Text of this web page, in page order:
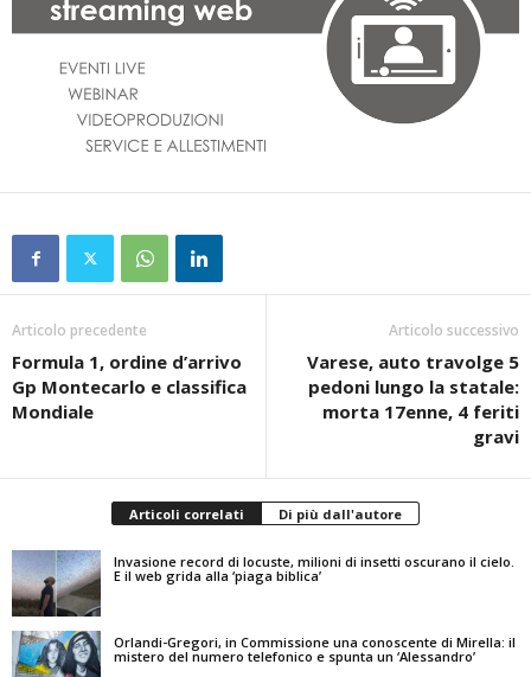
Articolo precedente
Formula 1, ordine d’arrivo
Gp Montecarlo e classifica
Mondiale
Articolo successivo
Varese, auto travolge 5
pedoni lungo la statale:
morta 17enne, 4 feriti
gravi
Articoli correlati Di più dall'autore
Invasione record di locuste, milioni di insetti oscurano il cielo.
E il web grida alla ‘piaga biblica’
Orlandi-Gregori, in Commissione una conoscente di Mirella: il
mistero del numero telefonico e spunta un ‘Alessandro’